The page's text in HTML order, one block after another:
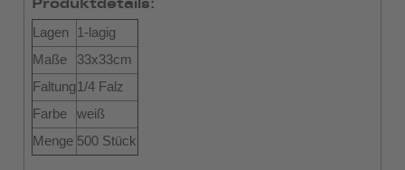
Produktdetails:
Lagen
1-lagig
Maße
33x33cm
Faltung1/4 Falz
Farbe
weiß
Menge 500 Stück